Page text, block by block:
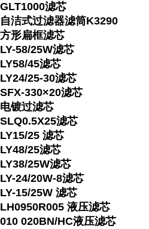
GLT1000滤芯
自洁式过滤器滤筒K3290
方形扁框滤芯
LY-58/25W滤芯
LY58/45滤芯
LY24/25-30滤芯
SFX-330×20滤芯
电镀过滤芯
SLQ0.5X25滤芯
LY15/25 滤芯
LY48/25滤芯
LY38/25W滤芯
LY-24/20W-8滤芯
LY-15/25W 滤芯
LH0950R005 液压滤芯
010 020BN/HC液压滤芯